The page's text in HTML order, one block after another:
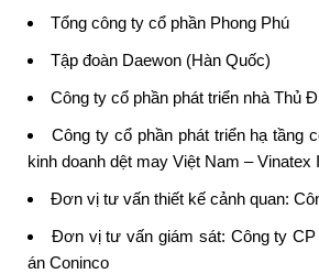
Tổng công ty cổ phần Phong Phú
Tập đoàn Daewon (Hàn Quốc)
Công ty cổ phần phát triển nhà Thủ
Công ty cổ phần phát triển hạ tầng
kinh doanh dệt may Việt Nam – Vinatex
Đơn vị tư vấn thiết kế cảnh quan:
Đơn vị tư vấn giám sát: Công ty
án Coninco